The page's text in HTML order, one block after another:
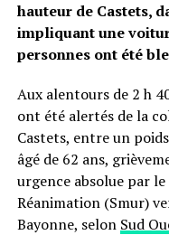
hauteur de Castets,
impliquant une
personnes ont été
Aux alentours de 2 h
ont été alertés de la
Castets, entre un
âgé de 62 ans,
urgence absolue par
Réanimation (Smur)
Bayonne, selon Sud